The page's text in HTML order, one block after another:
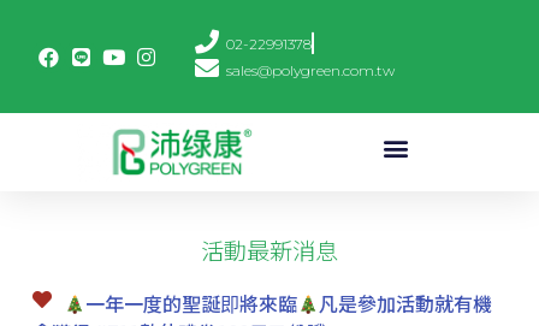
02-22991378
sales@polygreen.com.tw
活動最新消息
一年一度的聖誕即將來臨
凡是參加活動就有機